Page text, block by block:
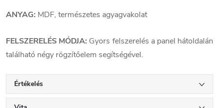
ANYAG: MDF, természetes agyagvakolat
FELSZERELÉS MÓDJA: Gyors felszerelés a panel hátoldalán
található négy rögzítőelem segítségével.
Értékelés